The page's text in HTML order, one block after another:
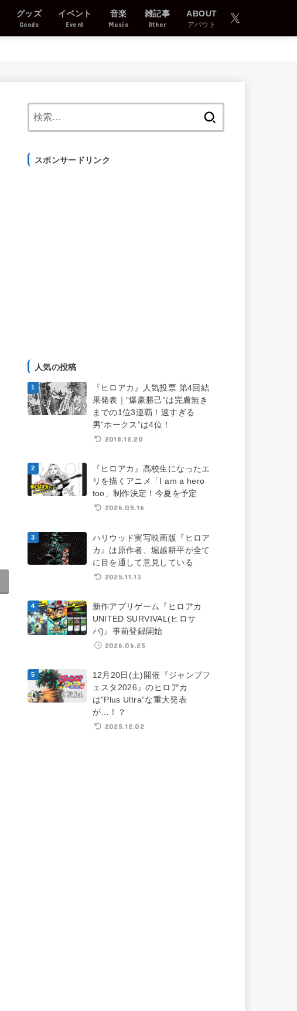
グッズ
Goods
イベント
Event
音楽
Music
雑記事
Other
ABOUT
アバウト
スポンサードリンク
人気の投稿
『ヒロアカ』人気投票 第4回結
果発表｜”爆豪勝己”は完膚無き
までの1位3連覇！速すぎる
男”ホークス”は4位！
2018.12.20
『ヒロアカ』高校生になったエ
リを描くアニメ「I am a hero
too」制作決定！今夏を予定
2026.05.16
ハリウッド実写映画版『ヒロア
カ』は原作者、堀越耕平が全て
に目を通して意見している
2025.11.13
新作アプリゲーム『ヒロアカ
UNITED SURVIVAL(ヒロサ
バ)』事前登録開始
2026.06.25
12月20日(土)開催『ジャンプフ
ェスタ2026』のヒロアカ
は”Plus Ultra”な重大発表
が…！？
2025.12.02